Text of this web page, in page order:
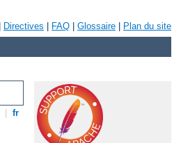
Directives FAQ Glossaire Plan du site
fr